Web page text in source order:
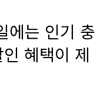
에는 인기 충
혜택이 제